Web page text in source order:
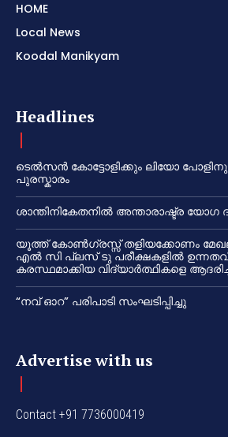
HOME
Local News
Koodal Manikyam
Headlines
ടെൽസൻ കോട്ടോളിക്കും ലിയോ
പുരസ്കാരം
ശാന്തിനികേതനിൽ അന്താരാഷ്ട്ര യോഗ
യൂത്ത് കോൺഗ്രസ്സ് തളിയക്കോണം
എൽ സി പ്ലസ് ടു പരീക്ഷകളിൽ
കരസ്ഥമാക്കിയ വിദ്യാർത്ഥികളെ
“നവ് ഓറ” പരിപാടി സംഘടിപ്പിച്ചു
Advertise with us
Contact +91 7736000419